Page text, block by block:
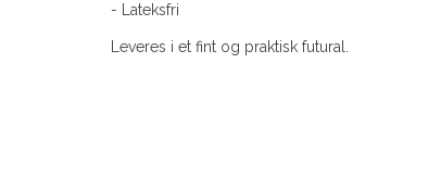
- Lateksfri
Leveres i et fint og praktisk futural.